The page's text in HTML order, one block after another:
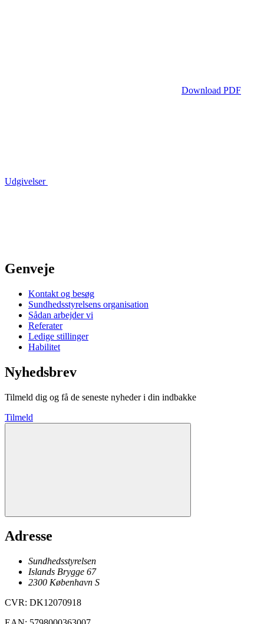
Download PDF
Udgivelser
Genveje
Kontakt og besøg
Sundhedsstyrelsens organisation
Sådan arbejder vi
Referater
Ledige stillinger
Habilitet
Nyhedsbrev
Tilmeld dig og få de seneste nyheder i din indbakke
Tilmeld
Adresse
Sundhedsstyrelsen
Islands Brygge 67
2300 København S
CVR: DK12070918